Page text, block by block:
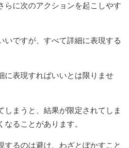
らに次のアクションを起こしやす
いですが、すべて詳細に表現する
に表現すればいいとは限りませ
しまうと、結果が限定されてしま
ることがあります。
するのは避け、わざとぼかすこと